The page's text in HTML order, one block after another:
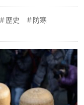
歴史
防寒